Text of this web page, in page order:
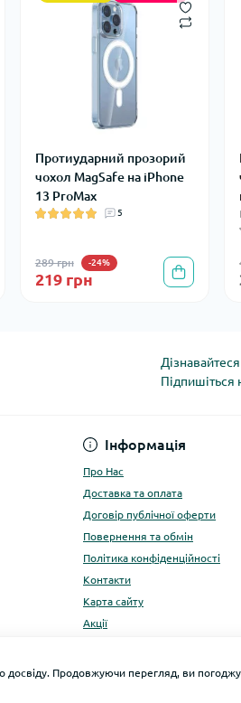
Протиударний прозорий
чохол MagSafe на iPhone
13 ProMax
5
289 грн -24%
219 грн
Підпишіться
Інформація
Про Нас
Доставка та оплата
Договір публічної оферти
Повернення та обмін
Політика конфіденційності
Контакти
Карта сайту
Акції
Продовжуючи перегляд, ви